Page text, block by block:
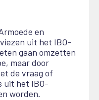
en
uit het IBO-
gaan omzetten
maar door
de vraag of
uit het IBO-
worden.